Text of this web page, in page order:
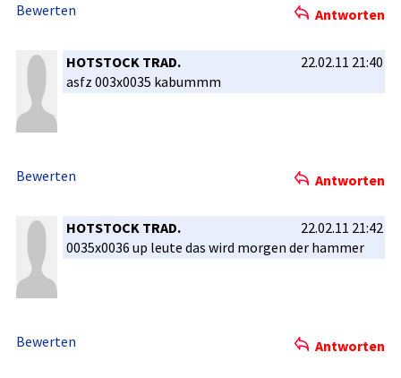
Bewerten
Antworten
HOTSTOCK TRAD.
22.02.11 21:40
asfz 003x0035 kabummm
Bewerten Antworten
HOTSTOCK TRAD.
22.02.11 21:42
0035x0036 up leute das wird morgen der hammer
Bewerten Antworten